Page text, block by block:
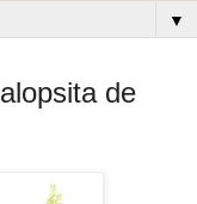
▼
de